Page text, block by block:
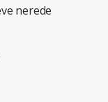
nerede